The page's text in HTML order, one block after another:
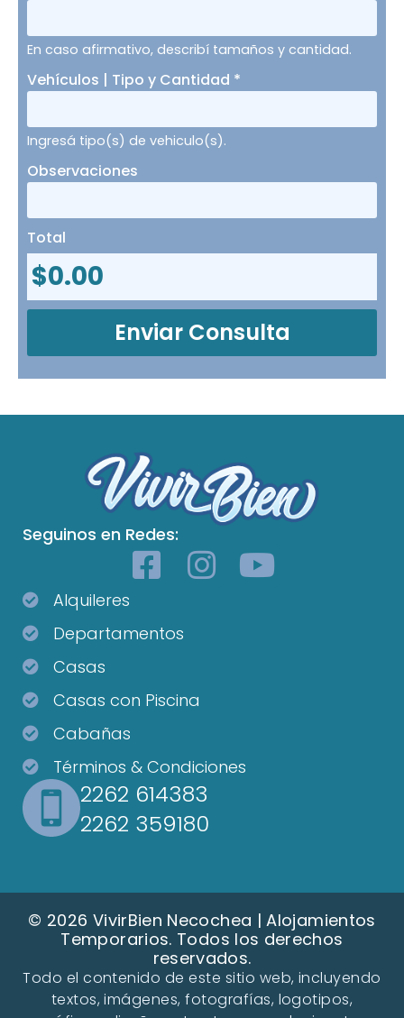
En caso afirmativo, describí tamaños y cantidad.
Vehículos | Tipo y Cantidad *
Ingresá tipo(s) de vehiculo(s).
Observaciones
Total
$0.00
Enviar Consulta
Seguinos en Redes:
Alquileres
Departamentos
Casas
Casas con Piscina
Cabañas
Términos & Condiciones
2262 614383
2262 359180
© 2026 VivirBien Necochea | Alojamientos
Temporarios. Todos los derechos
reservados.
Todo el contenido de este sitio web, incluyendo
textos, imágenes, fotografías, logotipos,